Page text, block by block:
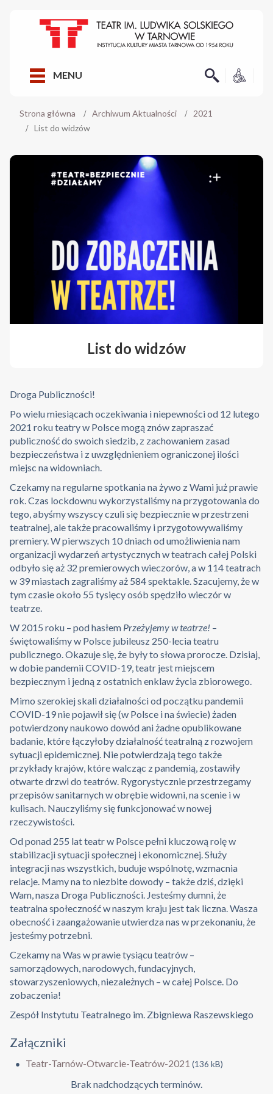
MENU
Strona główna Archiwum Aktualności
2021
List do widzów
List do widzów
Droga Publiczności!
Po wielu miesiącach oczekiwania i niepewności od 12 lutego
2021 roku teatry w Polsce mogą znów zapraszać
publiczność do swoich siedzib, z zachowaniem zasad
bezpieczeństwa i z uwzględnieniem ograniczonej ilości
miejsc na widowniach.
Czekamy na regularne spotkania na żywo z Wami już prawie
rok. Czas lockdownu wykorzystaliśmy na przygotowania do
tego, abyśmy wszyscy czuli się bezpiecznie w przestrzeni
teatralnej, ale także pracowaliśmy i przygotowywaliśmy
premiery. W pierwszych 10 dniach od umożliwienia nam
organizacji wydarzeń artystycznych w teatrach całej Polski
odbyło się aż 32 premierowych wieczorów, a w 114 teatrach
w 39 miastach zagraliśmy aż 584 spektakle. Szacujemy, że w
tym czasie około 55 tysięcy osób spędziło wieczór w
teatrze.
W 2015 roku – pod hasłem Przeżyjemy w teatrze! –
świętowaliśmy w Polsce jubileusz 250-lecia teatru
publicznego. Okazuje się, że były to słowa prorocze. Dzisiaj,
w dobie pandemii COVID-19, teatr jest miejscem
bezpiecznym i jedną z ostatnich enklaw życia zbiorowego.
Mimo szerokiej skali działalności od początku pandemii
COVID-19 nie pojawił się (w Polsce i na świecie) żaden
potwierdzony naukowo dowód ani żadne opublikowane
badanie, które łączyłoby działalność teatralną z rozwojem
sytuacji epidemicznej. Nie potwierdzają tego także
przykłady krajów, które walcząc z pandemią, zostawiły
otwarte drzwi do teatrów. Rygorystycznie przestrzegamy
przepisów sanitarnych w obrębie widowni, na scenie i w
kulisach. Nauczyliśmy się funkcjonować w nowej
rzeczywistości.
Od ponad 255 lat teatr w Polsce pełni kluczową rolę w
stabilizacji sytuacji społecznej i ekonomicznej. Służy
integracji nas wszystkich, buduje wspólnotę, wzmacnia
relacje. Mamy na to niezbite dowody – także dziś, dzięki
Wam, nasza Droga Publiczności. Jesteśmy dumni, że
teatralna społeczność w naszym kraju jest tak liczna. Wasza
obecność i zaangażowanie utwierdza nas w przekonaniu, że
jesteśmy potrzebni.
Czekamy na Was w prawie tysiącu teatrów –
samorządowych, narodowych, fundacyjnych,
stowarzyszeniowych, niezależnych – w całej Polsce. Do
zobaczenia!
Zespół Instytutu Teatralnego im. Zbigniewa Raszewskiego
Załączniki
Teatr-Tarnów-Otwarcie-Teatrów-2021 (136 kB)
Brak nadchodzących terminów.